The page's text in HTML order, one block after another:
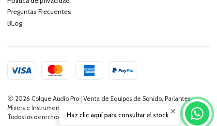
Preguntas Frecuentes
BLog
2026 Colque Audio Pro | Venta de Equipos de Sonido, Parlantes,
Mixers e Instrumentos Musicales.
Todos los derechos reservados.Desarrollado por Jumpseller
Haz clic aquí para consultar el stock.